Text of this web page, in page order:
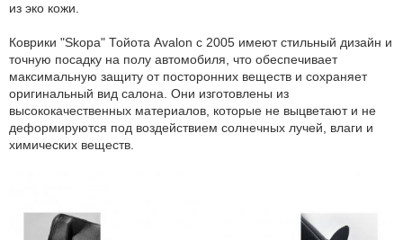
из эко кожи.
Коврики "Skopa" Тойота Avalon с 2005 имеют стильный дизайн и
точную посадку на полу автомобиля, что обеспечивает
максимальную защиту от посторонних веществ и сохраняет
оригинальный вид салона. Они изготовлены из
высококачественных материалов, которые не выцветают и не
деформируются под воздействием солнечных лучей, влаги и
химических веществ.